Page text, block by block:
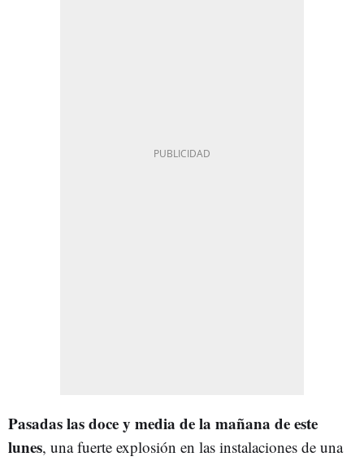
Pasadas las doce y media de la mañana de este
lunes, una fuerte explosión en las instalaciones de una